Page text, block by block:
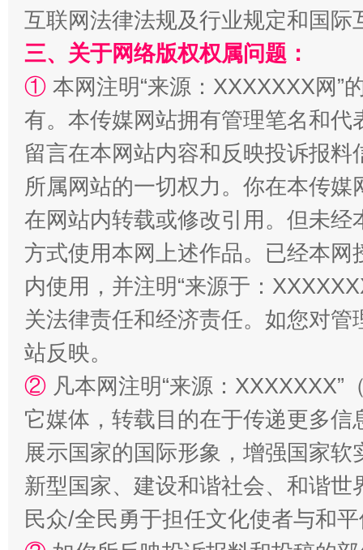
解纷+调解+退费，一次搞定
站台名比不上好声名
漫山遍野的桃花与雪山、麦地、白藏房 除
互联网法律法规及行业规定和国
三、关于网络版权权属问题：
① 本网注明“来源：XXXXXXX网”
有。本传媒网站拥有管理笔名和
留言在本网站内容和反映投诉报
所属网站的一切权力。你在本传
在网站内转载或修改引用。但未
方式使用本网上述作品。已经本
内使用，并注明“来源于：
关法律责任和经济责任。如您对
站反映。
② 凡本网注明“来源：
它媒体，转载目的在于传递更多
展示国家的国际形象，增强国家
新型国家、建设和谐社会、和谐
民众/全民勇于担任文化使者与和